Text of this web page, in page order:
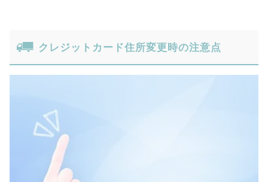
クレジットカード住所変更時の注意点